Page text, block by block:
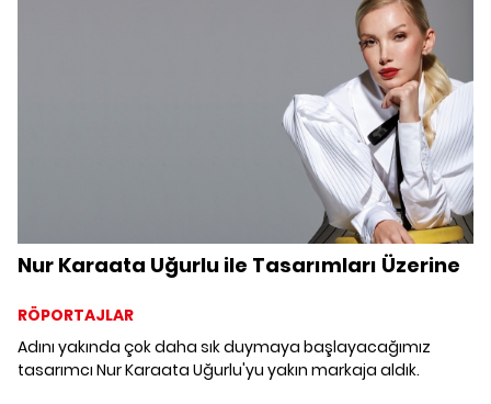
Nur Karaata Uğurlu ile Tasarımları Üzerine
RÖPORTAJLAR
Adını yakında çok daha sık duymaya başlayacağımız
tasarımcı Nur Karaata Uğurlu'yu yakın markaja aldık.